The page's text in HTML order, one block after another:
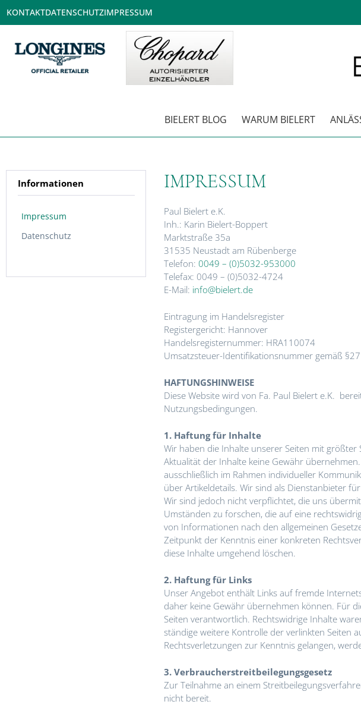
KONTAKTDATENSCHUTZIMPRESSUM
BIELERT BLOG WARUM BIELERT
Informationen
Impressum
Datenschutz
IMPRESSUM
Paul Bielert e.K.
Inh.: Karin Bielert-Boppert
Marktstraße 35a
31535 Neustadt am Rübenberge
Telefon: 0049 – (0)5032-953000
Telefax: 0049 – (0)5032-4724
E-Mail: info@bielert.de
Eintragung im Handelsregister
Registergericht: Hannover
Handelsregisternummer: HRA110074
Umsatzsteuer-Identifikationsnummer gemäß §27
HAFTUNGSHINWEISE
Diese Website wird von Fa. Paul Bielert e.K.
Nutzungsbedingungen.
1. Haftung für Inhalte
Wir haben die Inhalte unserer Seiten mit
Aktualität der Inhalte keine Gewähr
ausschließlich im Rahmen individueller
über Artikeldetails. Wir sind als Dienstanbieter
Wir sind jedoch nicht verpflichtet, die uns
Umständen zu forschen, die auf eine
von Informationen nach den allgemeinen
Zeitpunkt der Kenntnis einer konkreten
diese Inhalte umgehend löschen.
2. Haftung für Links
Unser Angebot enthält Links auf fremde
daher keine Gewähr übernehmen können. Für
Seiten verantwortlich. Rechtswidrige Inhalte
ständige weitere Kontrolle der verlinkten Seiten
Rechtsverletzungen zur Kenntnis gelangen,
3. Verbraucherstreitbeilegungsgesetz
Zur Teilnahme an einem
nicht bereit.